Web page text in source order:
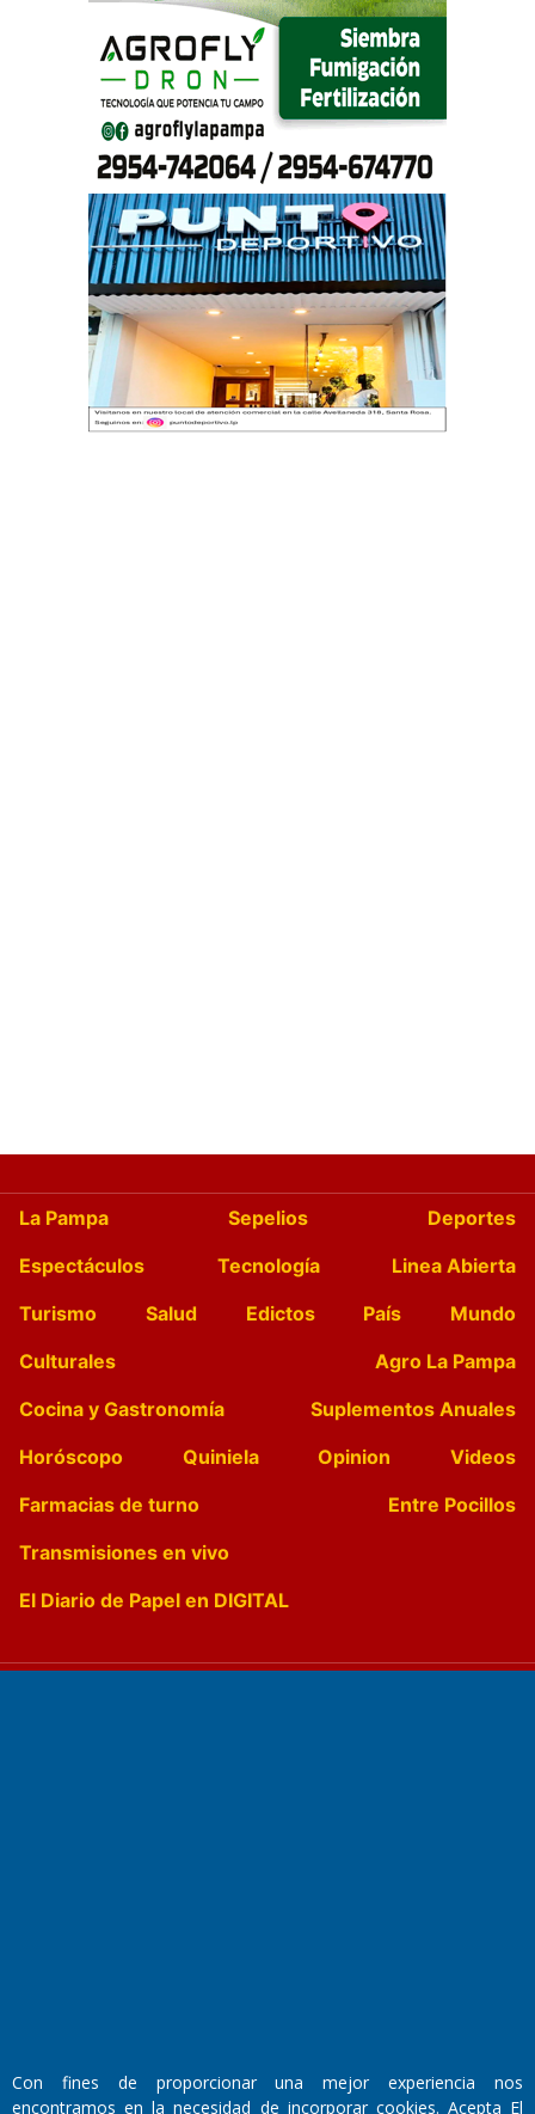
La Pampa Sepelios
Deportes
Espectáculos
Tecnología
Linea Abierta
Turismo
Salud Edictos País
Mundo
Culturales
Agro La Pampa
Cocina y Gastronomía
Suplementos Anuales
Horóscopo
Quiniela Opinion
Videos
Farmacias de turno
Entre Pocillos
Transmisiones en vivo
El Diario de Papel en DIGITAL
Walter René Goñi
Con fines de proporcionar una mejor experiencia nos
encontramos en la necesidad de incorporar cookies. Acepta El